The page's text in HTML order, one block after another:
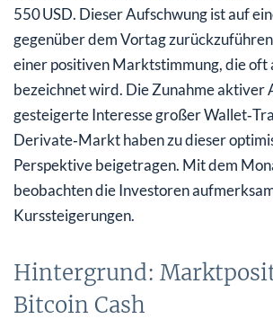
550 USD. Dieser Aufschwung ist auf
gegenüber dem Vortag
einer positiven Marktstimmung, die oft
bezeichnet wird. Die Zunahme aktiver
gesteigerte Interesse großer
Derivate‑Markt haben zu dieser
Perspektive beigetragen. Mit dem
beobachten die Investoren
Kurssteigerungen.
Hintergrund:
Bitcoin Cash